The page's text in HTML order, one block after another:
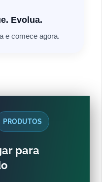
Evolua.
e comece agora.
PRODUTOS
para